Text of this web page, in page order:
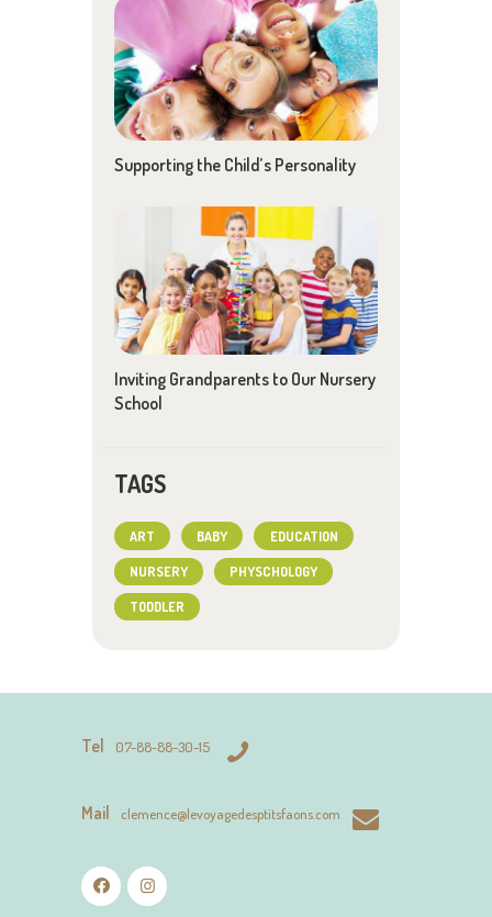
Supporting the Child’s Personality
Inviting Grandparents to Our Nursery
School
TAGS
ART BABY EDUCATION
NURSERY PHYSCHOLOGY
TODDLER
Tel 07-88-88-30-15
Mail clemence@levoyagedesptitsfaons.com